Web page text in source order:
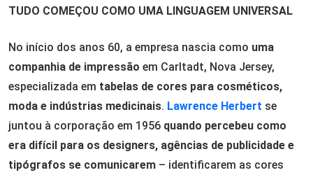
TUDO COMEÇOU COMO UMA LINGUAGEM UNIVERSAL
No início dos anos 60, a empresa nascia como uma
companhia de impressão em Carltadt, Nova Jersey,
especializada em tabelas de cores para cosméticos,
moda e indústrias medicinais. Lawrence Herbert se
juntou à corporação em 1956 quando percebeu como
era difícil para os designers, agências de publicidade e
tipógrafos se comunicarem – identificarem as cores